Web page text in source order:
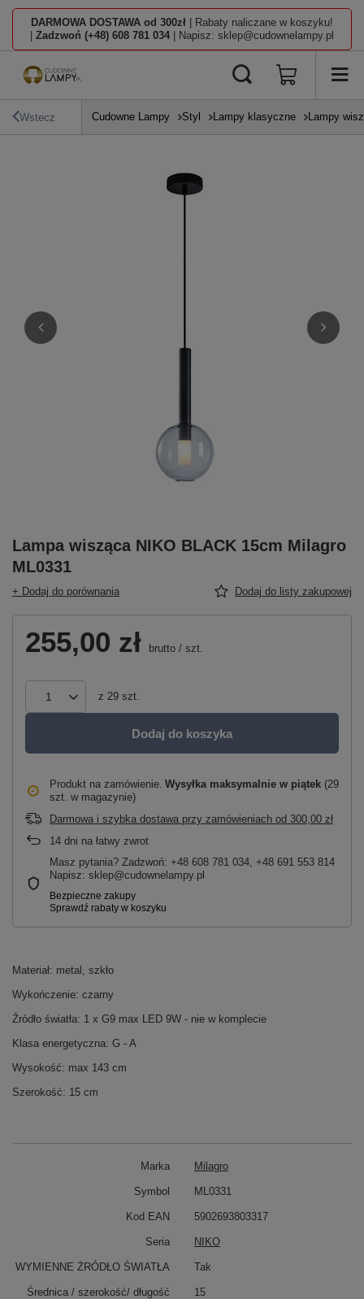
DARMOWA DOSTAWA od 300zł | Rabaty naliczane w koszyku!
Zadzwoń (+48) 608 781 034 | Napisz: sklep@cudownelampy.pl
Wstecz Cudowne Lampy Styl Lampy klasyczne Lampy
Lampa wisząca NIKO BLACK 15cm Milagro
ML0331
+ Dodaj do porównania Dodaj do listy zakupowej
255,00 zł brutto / szt.
z 29 szt.
Dodaj do koszyka
Produkt na zamówienie Wysyłka maksymalnie w piątek (29
szt. w magazynie)
Darmowa i szybka dostawa przy zamówieniach od 300,00 zł
14 dni na łatwy zwrot
Masz pytania? Zadzwoń: +48 608 781 034, +48 691 553 814
Napisz: sklep@cudownelampy.pl
Materiał: metal, szkło
Wykończenie: czarny
Źródło światła: 1 x G9 max LED 9W - nie w komplecie
Klasa energetyczna: G - A
Wysokość: max 143 cm
Szerokość: 15 cm
Marka Milagro
Symbol ML0331
Kod EAN 5902693803317
Seria NIKO
WYMIENNE ŻRÓDŁO ŚWIATŁA Tak
Średnica / szerokość/ długość 15